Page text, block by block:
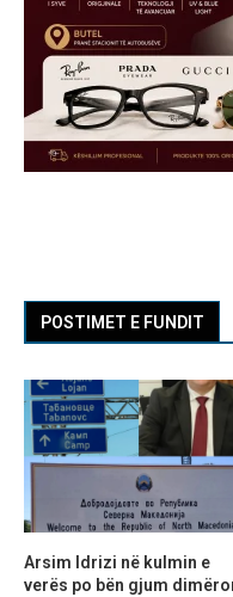
POSTIMET E FUNDIT
Arsim Idrizi në kulmin e
verës po bën gjum